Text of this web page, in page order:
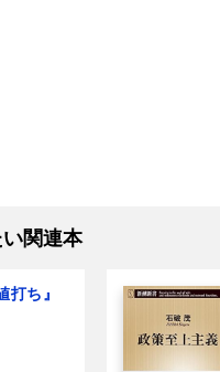
関連本
打ち』